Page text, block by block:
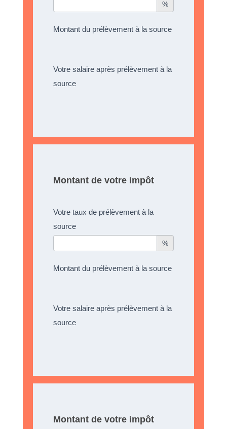
%
Montant du prélèvement à la source
Votre salaire après prélèvement à la
source
Montant de votre impôt
Votre taux de prélèvement à la
source
%
Montant du prélèvement à la source
Votre salaire après prélèvement à la
source
Montant de votre impôt